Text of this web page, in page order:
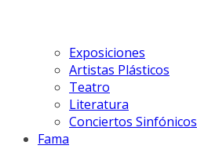
Exposiciones
Artistas Plásticos
Teatro
Literatura
Conciertos Sinfónicos
Fama